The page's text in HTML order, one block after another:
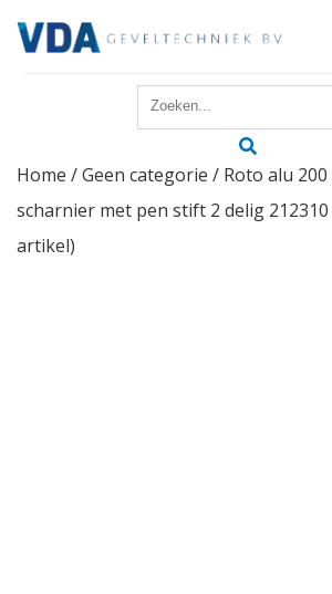
Reparatie
Onderhoud
Home /Geen categorie / Roto alu 200
scharnier met pen stift 2 delig
artikel)